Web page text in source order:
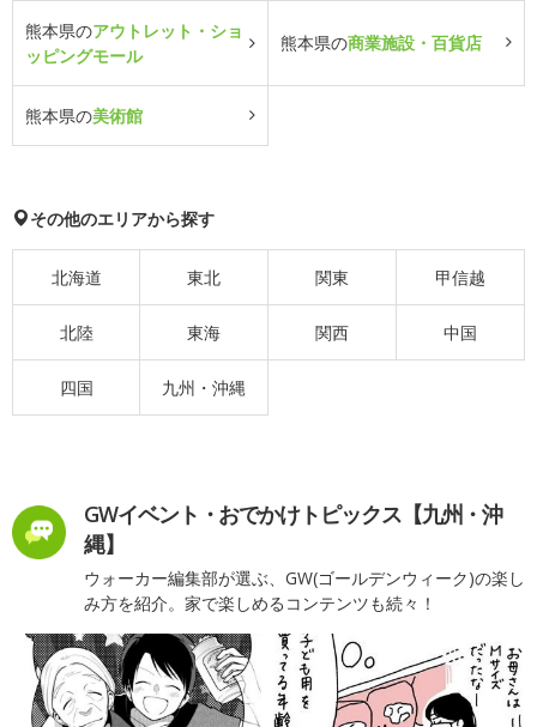
熊本県のアウトレット・ショ
ッピングモール
熊本県の商業施設・百貨店
熊本県の美術館
その他のエリアから探す
北海道 東北 関東 甲信越
北陸 東海 関西 中国
四国 九州・沖縄
GWイベント・おでかけトピックス【九州・沖
縄】
ウォーカー編集部が選ぶ、GW(ゴールデンウィーク)の楽し
み方を紹介。家で楽しめるコンテンツも続々！